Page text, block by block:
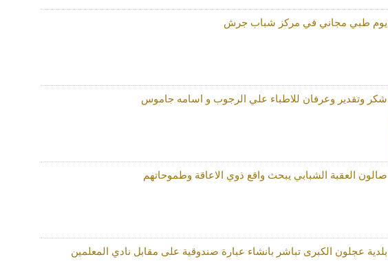
يوم طبي مجاني في مركز شباب جرش
شكر وتقدير وعرفان للاطباء علي الرجوب و اسامه جاموس
صالون العقبة الشبابي يبحث واقع ذوي الاعاقة وطموحاتهم
بلدية عجلون الكبرى تباشر بانشاء عبارة صندوقية على مقابل نادي المعلمين